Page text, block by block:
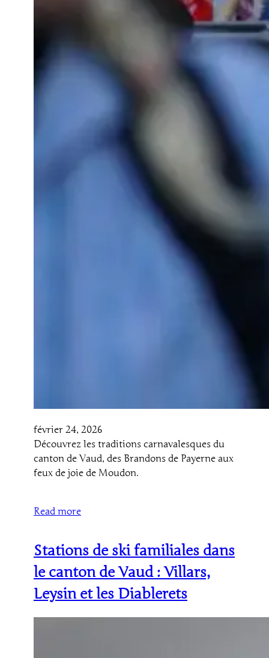
février 24, 2026
Découvrez les traditions carnavalesques du
canton de Vaud, des Brandons de Payerne aux
feux de joie de Moudon.
Read more
Stations de ski familiales dans
le canton de Vaud : Villars,
Leysin et les Diablerets